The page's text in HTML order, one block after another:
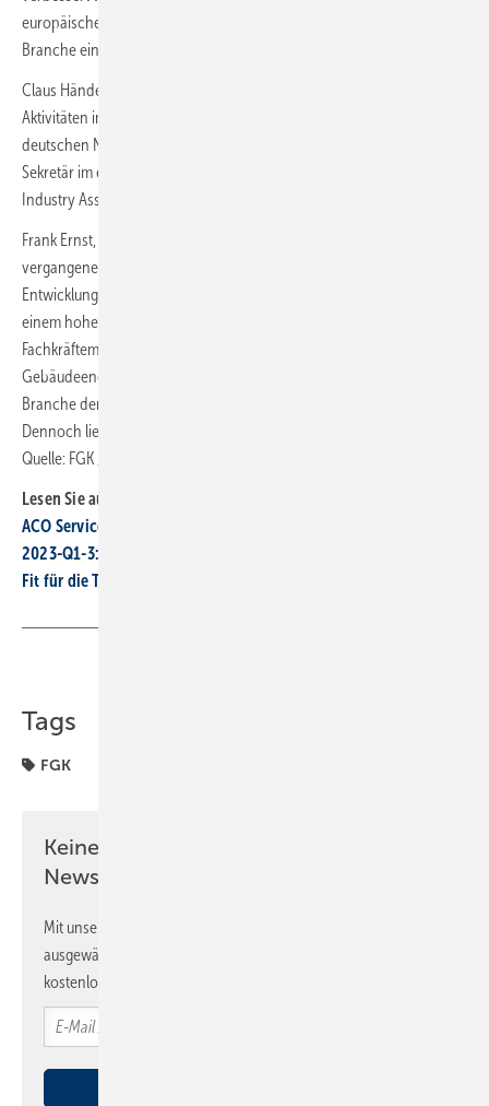
europäischer Ebene für die Interessen seiner Mitglieder und der
Branche ein.
Claus Händel, technischer Geschäftsführer, stellte in Leipzig die
Aktivitäten im Bereich der Normung vor. Neben seiner Tätigkeit in
deutschen Normungsgremien vertritt er den FGK als technischer
Sekretär im europäischen Dachverband EVIA (European Ventilation
Industry Association).
Frank Ernst, Geschäftsführer des FGK, ging in seinem Rückblick auf die
vergangenen zwölf Monate unter anderem auf die wirtschaftliche
Entwicklung ein. Neben den weiterhin bestehenden Lieferengpässen,
einem hohen Preisniveau, stark gestiegenen Zinsen und dem
Fachkräftemangel brachte der langwierige Prozess der Novelle des
Gebäudeenergiegesetzes erhebliche Herausforderungen für die
Branche der Technischen Gebäudeausrüstung (TGA) mit sich.
Dennoch liegt die Wachstumsprognose für 2023 bei 4 %. ■
Quelle: FGK / ml
Lesen Sie auch:
ACO Service: Website neu mit digitalem Ersatzteilkatalog
2023-Q1-3: Erneuerbare liefern rund 52 % des Strom­ver­brauchs
Fit für die Tonne Nutzlast
Tags
FGK
Keine Zeit? Kein Problem mit dem SBZ
Newsletter!
Mit unserem Newsletter erhalten Sie regelmäßig von uns
ausgewählte Informationen und Neuigkeiten, gebündelt und
kostenlos direkt ins Postfach.